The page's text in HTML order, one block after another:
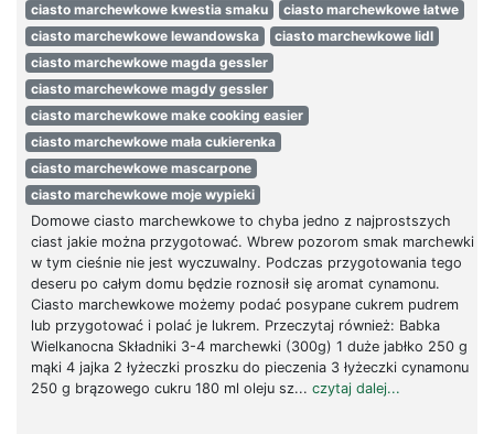
ciasto marchewkowe kwestia smaku
ciasto marchewkowe łatwe
ciasto marchewkowe lewandowska
ciasto marchewkowe lidl
ciasto marchewkowe magda gessler
ciasto marchewkowe magdy gessler
ciasto marchewkowe make cooking easier
ciasto marchewkowe mała cukierenka
ciasto marchewkowe mascarpone
ciasto marchewkowe moje wypieki
Domowe ciasto marchewkowe to chyba jedno z najprostszych
ciast jakie można przygotować. Wbrew pozorom smak marchewki
w tym cieśnie nie jest wyczuwalny. Podczas przygotowania tego
deseru po całym domu będzie roznosił się aromat cynamonu.
Ciasto marchewkowe możemy podać posypane cukrem pudrem
lub przygotować i polać je lukrem. Przeczytaj również: Babka
Wielkanocna Składniki 3-4 marchewki (300g) 1 duże jabłko 250 g
mąki 4 jajka 2 łyżeczki proszku do pieczenia 3 łyżeczki cynamonu
250 g brązowego cukru 180 ml oleju sz... czytaj dalej...